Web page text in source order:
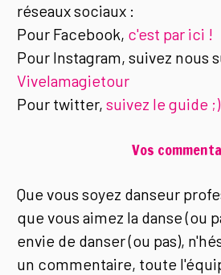
réseaux sociaux :
Pour Facebook, c'est par ici !
Pour Instagram, suivez nous
Vivelamagietour
Pour twitter,suivez le guide ;)
Vos
Que vous soyez danseur
que vous aimez la danse (ou
envie de danser (ou pas),
un commentaire, toute